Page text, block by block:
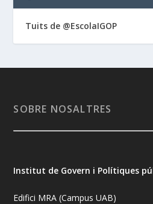
Tuits de @EscolaIGOP
SOBRE NOSALTRES
Institut de Govern i Polítiques
Edifici MRA (Campus UAB)